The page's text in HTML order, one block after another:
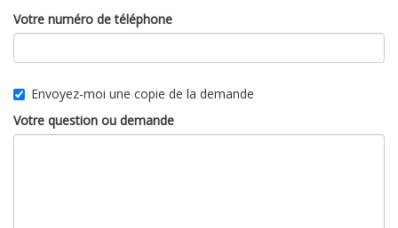
Votre numéro de téléphone
Envoyez-moi une copie de la demande
Votre question ou demande